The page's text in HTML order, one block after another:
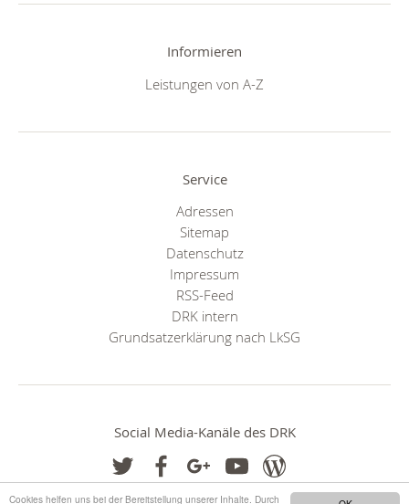
Cookies helfen uns bei der Bereitstellung unserer Inhalte. Durch
Informieren
Leistungen von A-Z
Service
Adressen
Sitemap
Datenschutz
Impressum
RSS-Feed
DRK intern
Grundsatzerklärung nach LkSG
Social Media-Kanäle des DRK